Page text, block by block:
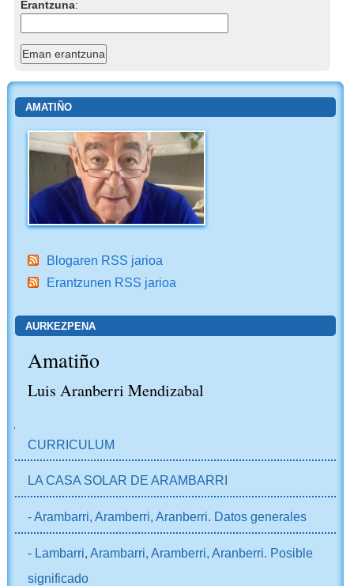
Erantzuna:
AMATIÑO
Blogaren RSS jarioa
Erantzunen RSS jarioa
AURKEZPENA
Amatiño
Luis Aranberri Mendizabal
CURRICULUM
LA CASA SOLAR DE ARAMBARRI
- Arambarri, Aramberri, Aranberri. Datos generales
- Lambarri, Arambarri, Aramberri, Aranberri. Posible
significado